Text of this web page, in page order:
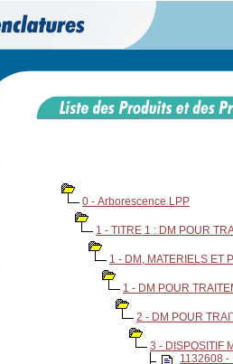
0 - Arborescence LPP
1 - TITRE 1 : DM POUR
1 - DM, MATERIELS ET
1 - DM POUR
2 - DM POUR
3 - DISPOSITIF
1132608 -